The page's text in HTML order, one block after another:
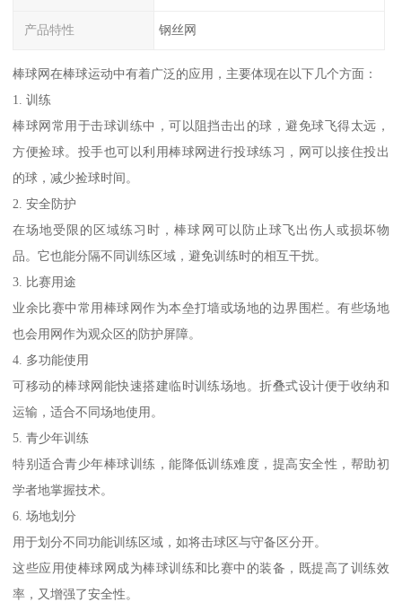
产品特性 钢丝网
棒球网在棒球运动中有着广泛的应用，主要体现在以下几个方面：
1. 训练
棒球网常用于击球训练中，可以阻挡击出的球，避免球飞得太远，
方便捡球。投手也可以利用棒球网进行投球练习，网可以接住投出
的球，减少捡球时间。
2. 安全防护
在场地受限的区域练习时，棒球网可以防止球飞出伤人或损坏物
品。它也能分隔不同训练区域，避免训练时的相互干扰。
3. 比赛用途
业余比赛中常用棒球网作为本垒打墙或场地的边界围栏。有些场地
也会用网作为观众区的防护屏障。
4. 多功能使用
可移动的棒球网能快速搭建临时训练场地。折叠式设计便于收纳和
运输，适合不同场地使用。
5. 青少年训练
特别适合青少年棒球训练，能降低训练难度，提高安全性，帮助初
学者地掌握技术。
6. 场地划分
用于划分不同功能训练区域，如将击球区与守备区分开。
这些应用使棒球网成为棒球训练和比赛中的装备，既提高了训练效
率，又增强了安全性。